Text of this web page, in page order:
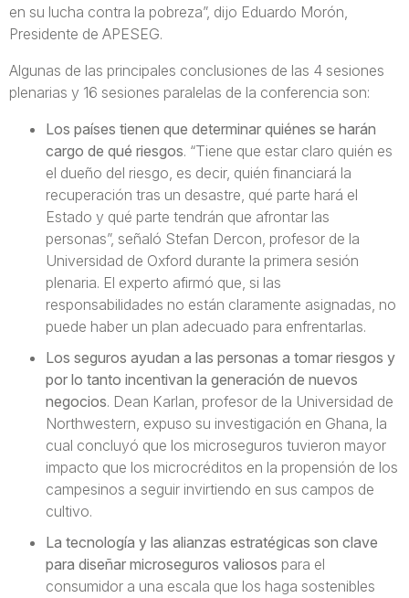
en su lucha contra la pobreza”, dijo Eduardo Morón,
Presidente de APESEG.
Algunas de las principales conclusiones de las 4 sesiones
plenarias y 16 sesiones paralelas de la conferencia son:
Los países tienen que determinar quiénes se harán
cargo de qué riesgos. “Tiene que estar claro quién es
el dueño del riesgo, es decir, quién financiará la
recuperación tras un desastre, qué parte hará el
Estado y qué parte tendrán que afrontar las
personas”, señaló Stefan Dercon, profesor de la
Universidad de Oxford durante la primera sesión
plenaria. El experto afirmó que, si las
responsabilidades no están claramente asignadas, no
puede haber un plan adecuado para enfrentarlas.
Los seguros ayudan a las personas a tomar riesgos y
por lo tanto incentivan la generación de nuevos
negocios. Dean Karlan, profesor de la Universidad de
Northwestern, expuso su investigación en Ghana, la
cual concluyó que los microseguros tuvieron mayor
impacto que los microcréditos en la propensión de los
campesinos a seguir invirtiendo en sus campos de
cultivo.
La tecnología y las alianzas estratégicas son clave
para diseñar microseguros valiosos para el
consumidor a una escala que los haga sostenibles